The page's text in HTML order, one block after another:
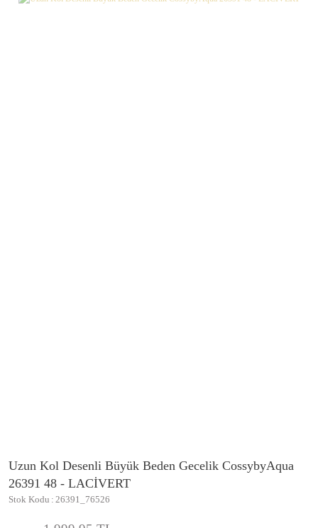
Uzun Kol Desenli Büyük Beden Gecelik CossybyAqua
26391 48 - LACİVERT
Stok Kodu 26391_76526